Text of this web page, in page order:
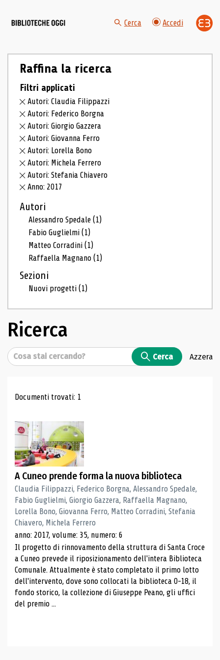
Cerca Accedi
Raffina la ricerca
Filtri applicati
Autori: Claudia Filippazzi
Autori: Federico Borgna
Autori: Giorgio Gazzera
Autori: Giovanna Ferro
Autori: Lorella Bono
Autori: Michela Ferrero
Autori: Stefania Chiavero
Anno: 2017
Autori
Alessandro Spedale(1)
Fabio Guglielmi(1)
Matteo Corradini(1)
Raffaella Magnano(1)
Sezioni
Nuovi progetti(1)
Ricerca
Cerca Cerca Azzera
Risultati di ricerca
Documenti trovati: 1
A Cuneo prende forma la nuova biblioteca
Claudia Filippazzi, Federico Borgna, Alessandro Spedale,
Fabio Guglielmi, Giorgio Gazzera, Raffaella Magnano,
Lorella Bono, Giovanna Ferro, Matteo Corradini, Stefania
Chiavero, Michela Ferrero
anno: 2017, volume: 35, numero: 6
Il progetto di rinnovamento della struttura di Santa Croce
a Cuneo prevede il riposizionamento dell'intera Biblioteca
Comunale. Attualmente è stato completato il primo lotto
dell'intervento, dove sono collocati la biblioteca 0-18, il
fondo storico, la collezione di Giuseppe Peano, gli uffici
del premio ...